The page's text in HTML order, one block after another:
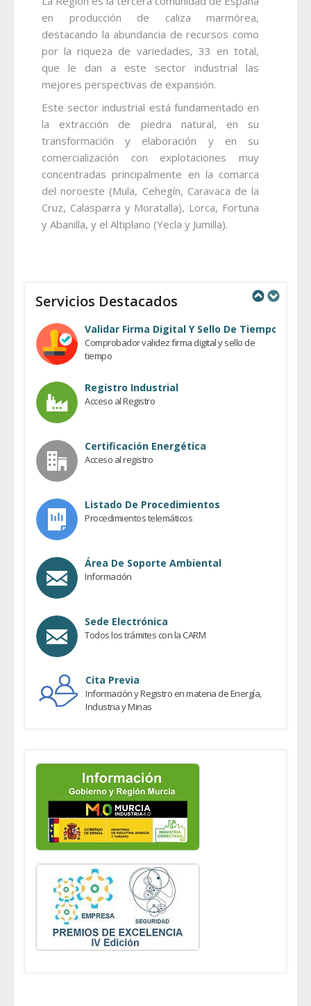
en producción de caliza marmórea,
destacando la abundancia de recursos como
por la riqueza de variedades, 33 en total,
que le dan a este sector industrial las
mejores perspectivas de expansión.
Este sector industrial está fundamentado en
la extracción de piedra natural, en su
transformación y elaboración y en su
comercialización con explotaciones muy
concentradas principalmente en la comarca
del noroeste (Mula, Cehegín, Caravaca de la
Cruz, Calasparra y Moratalla), Lorca, Fortuna
y Abanilla, y el Altiplano (Yecla y Jumilla).
Servicios Destacados
Validar Firma Digital Y Sello De Tiempo
Comprobador validez firma digital y sello de
tiempo
Registro Industrial
Acceso al Registro
Certificación Energética
Acceso al registro
Listado De Procedimientos
Procedimientos telemáticos
Área De Soporte Ambiental
Información
Sede Electrónica
Todos los trámites con la CARM
Cita Previa
Información y Registro en materia de Energía,
Industria y Minas
Previous